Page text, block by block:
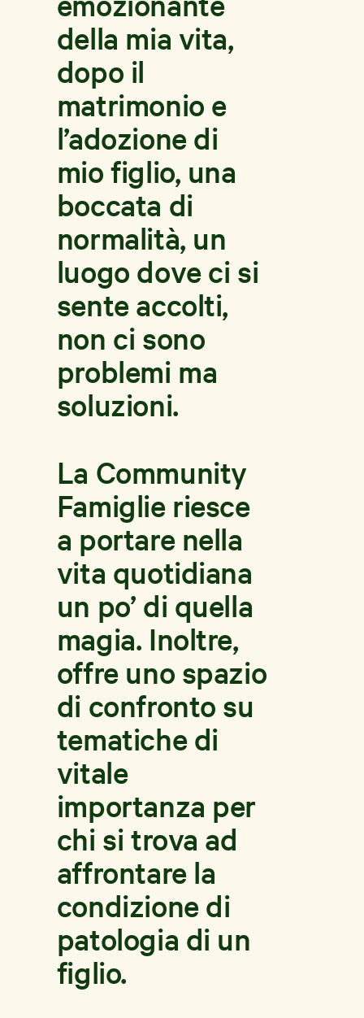
della mia vita,
dopo il
matrimonio e
l’adozione di
mio figlio, una
boccata di
normalità, un
luogo dove ci si
sente accolti,
non ci sono
problemi ma
soluzioni.
La Community
Famiglie riesce
a portare nella
vita quotidiana
un po’ di quella
magia. Inoltre,
offre uno spazio
di confronto su
tematiche di
vitale
importanza per
chi si trova ad
affrontare la
condizione di
patologia di un
figlio.